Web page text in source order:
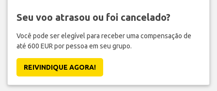
Seu voo atrasou ou foi cancelado?
Você pode ser elegível para receber uma compensação de
até 600 EUR por pessoa em seu grupo.
REIVINDIQUE AGORA!